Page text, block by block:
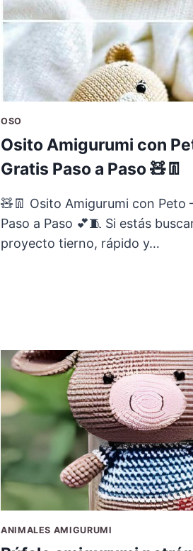
OSO
Osito Amigurumi con
Gratis Paso a Paso 🧸👖
🧸👖 Osito Amigurumi con Peto
Paso a Paso 💕🧵 Si estás
proyecto tierno, rápido y…
ANIMALES AMIGURUMI